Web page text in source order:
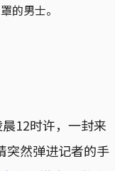
的男士。
12时许，一封来
突然弹进记者的手